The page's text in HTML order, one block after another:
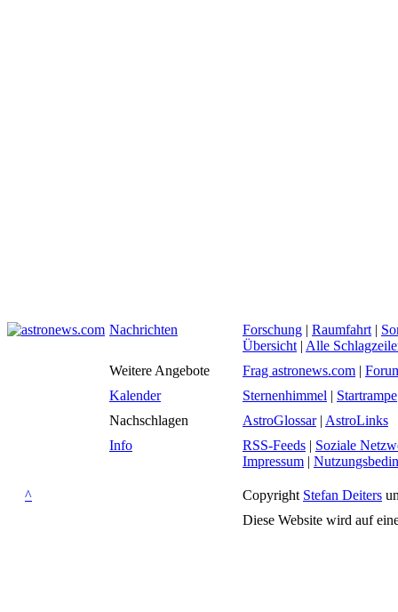
Nachrichten Forschung | Raumfahrt |
Übersicht | Alle
Weitere Angebote
Frag astronews.com |
Kalender
Sternenhimmel | Startrampe
Nachschlagen
AstroGlossar| AstroLinks
Info
RSS-Feeds | Soziale
Impressum |
^ Copyright Stefan Deiters
Diese Website wird auf